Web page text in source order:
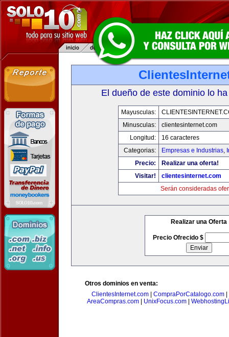
El dueño de este dominio lo
Mayusculas:
Minusculas:
clientesinternet.com
Longitud:
16 caracteres
Categorias:
Empresas e Industrias,
Precio:
Realizar una oferta!
Visitar!
clientesinternet.com
Serán consideradas
Realizar una Oferta
Precio Ofrecido $
Otros dominios en venta:
ClientesInternet.com
CompraPorCatalogo.com
AreaCompras.com
UnixFocus.com